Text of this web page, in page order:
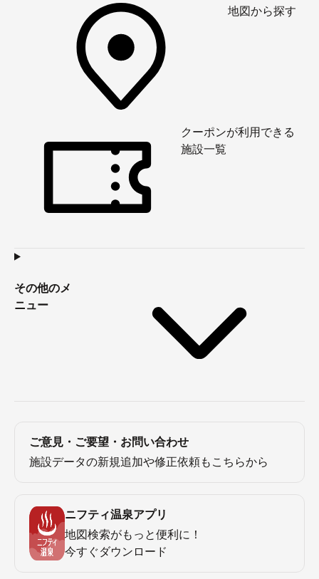
地図から探す
クーポンが利用できる
施設一覧
その他のメ
ニュー
ご意見・ご要望・お問い合わせ
施設データの新規追加や修正依頼もこちらから
ニフティ温泉アプリ
地図検索がもっと便利に！
今すぐダウンロード